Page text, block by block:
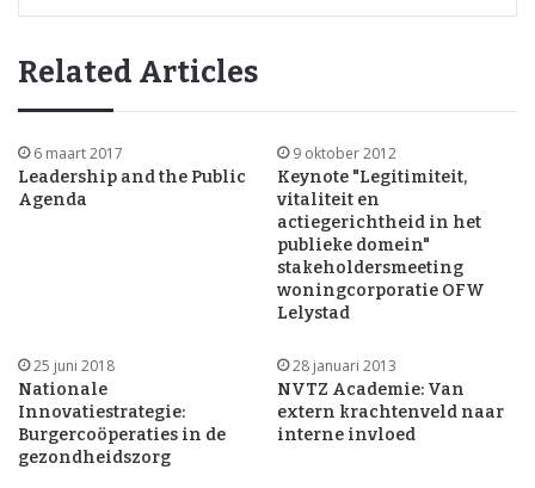
Related Articles
6 maart 2017
Leadership and the Public
Agenda
9 oktober 2012
Keynote "Legitimiteit,
vitaliteit en
actiegerichtheid in het
publieke domein"
stakeholdersmeeting
woningcorporatie OFW
Lelystad
25 juni 2018
Nationale
Innovatiestrategie:
Burgercoöperaties in de
gezondheidszorg
28 januari 2013
NVTZ Academie: Van
extern krachtenveld naar
interne invloed